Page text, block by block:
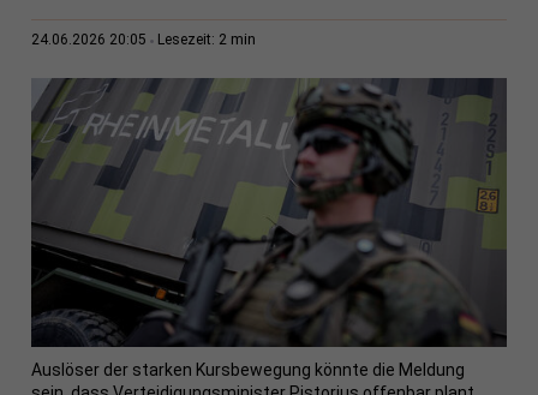
24.06.2026 20:05 Lesezeit: 2 min
Auslöser der starken Kursbewegung könnte die Meldung